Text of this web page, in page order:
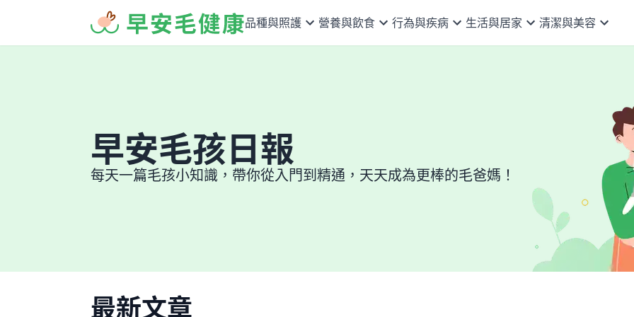
品種與照護 營養與飲食 行為與疾病 生活與居家 清潔與美容
早安毛孩日報
每天一篇毛孩小知識，帶你從入門到精通，天天成為更棒的毛爸媽！
最新文章